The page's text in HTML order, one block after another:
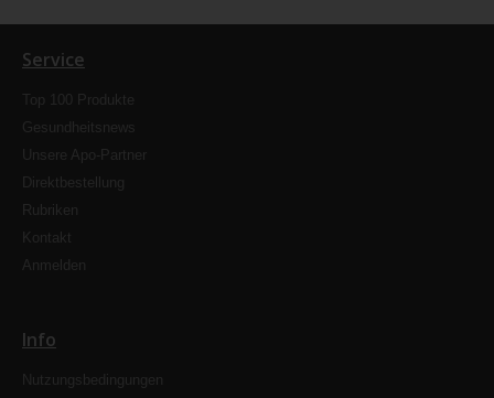
Service
Top 100 Produkte
Gesundheitsnews
Unsere Apo-Partner
Direktbestellung
Rubriken
Kontakt
Anmelden
Info
Nutzungsbedingungen